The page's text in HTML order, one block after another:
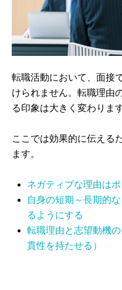
転職活動において、面接
けられません。転職理由
る印象は大きく変わります
ここでは効果的に伝える
ます。
ネガティブな理由は
自身の短期～長期的
るようにする
転職理由と志望動機
貫性を持たせる）